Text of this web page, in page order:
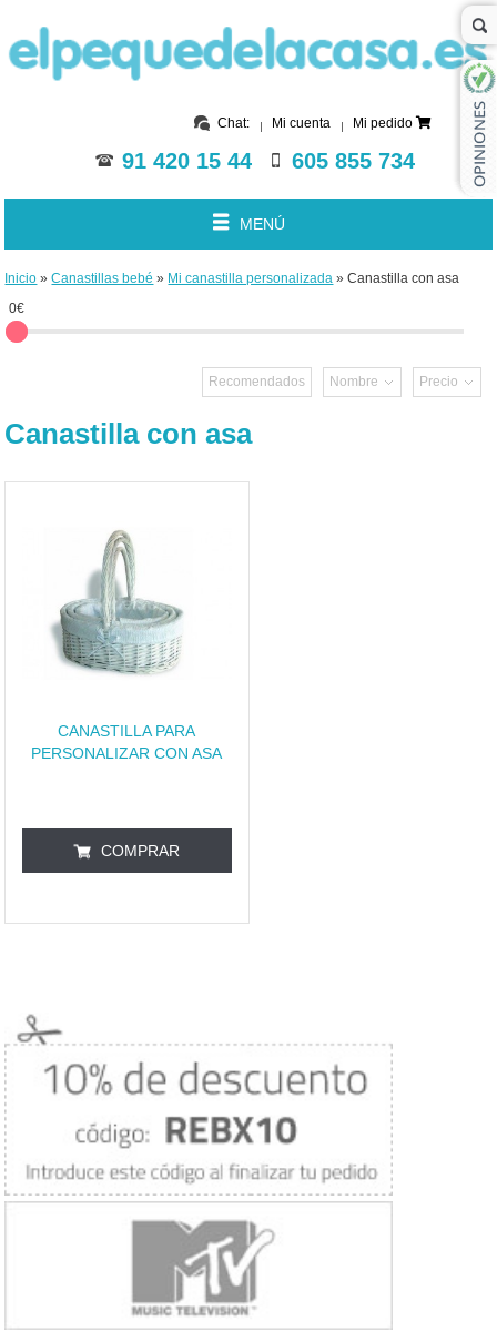
Chat: Mi cuenta Mi pedido
91 420 15 44 605 855 734
MENÚ
Inicio »Canastillas bebé » Mi canastilla personalizada » Canastilla con asa
0€
0€
Precio
Nombre
Recomendados
Canastilla con asa
CANASTILLA PARA
PERSONALIZAR CON ASA
COMPRAR